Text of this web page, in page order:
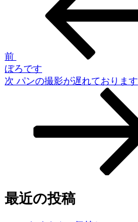
ゲ
ー
前
ぼろです
次
次 パンの撮影が遅れております
最近の投稿